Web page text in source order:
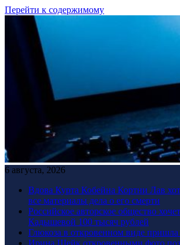
Перейти к содержимому
6 августа, 2026
Вдова Курта Кобейна Кортни Лав
все материалы дела о его смерти
Российское авторское общество
Кадышевой 100 тысяч рублей
Глюкоза в откровенном виде пришла
Ирина Шейк откровенными фото